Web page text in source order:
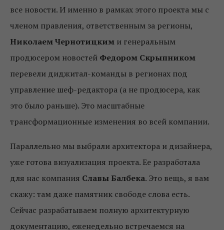
все новости. И именно в рамках этого проекта мы с
членом правления, ответственным за регионы,
Николаем Чернотицким и генеральным
продюсером новостей Федором Скрыпником
перевели диджитал-команды в регионах под
управление шеф-редактора (а не продюсера, как
это было раньше). Это масштабные
трансформационные изменения во всей компании.
Параллельно мы выбрали архитектора и дизайнера,
уже готова визуализация проекта. Ее разработала
для нас компания Славы Балбека. Это вещь, я вам
скажу: там даже памятник свободе слова есть.
Сейчас разрабатываем полную архитектурную
документацию, еженедельно встречаемся на